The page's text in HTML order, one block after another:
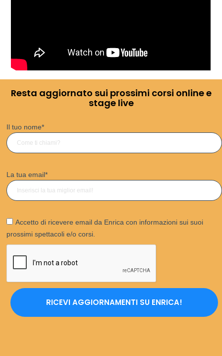
Resta aggiornato sui prossimi corsi online e
stage live
Il tuo nome*
La tua email*
Accetto di ricevere email da Enrica con informazioni sui suoi
prossimi spettacoli e/o corsi.
RICEVI AGGIORNAMENTI SU ENRICA!